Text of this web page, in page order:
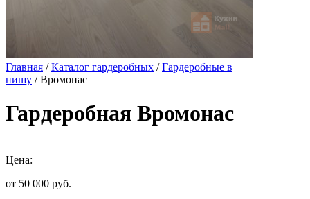
Главная /Каталог гардеробных /Гардеробные в
нишу / Вромонас
Гардеробная Вромонас
Цена:
от 50 000 руб.